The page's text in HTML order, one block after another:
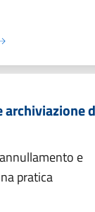
e
pratica